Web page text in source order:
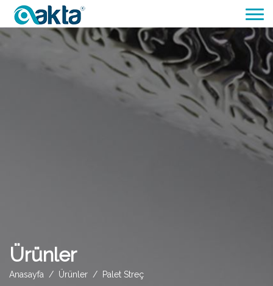
Ürünler
Anasayfa Ürünler Palet Streç